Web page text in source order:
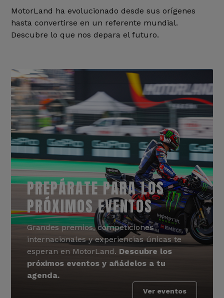
MotorLand ha evolucionado desde sus orígenes
hasta convertirse en un referente mundial.
Descubre lo que nos depara el futuro.
PREPÁRATE PARA LOS
PRÓXIMOS EVENTOS
Grandes premios, competiciones
internacionales y experiencias únicas te
esperan en MotorLand. Descubre los
próximos eventos y añádelos a tu
agenda.
Ver eventos